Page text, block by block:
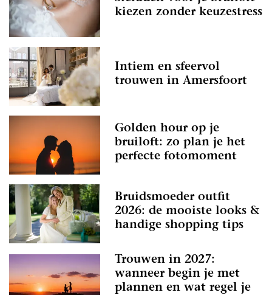
kiezen zonder keuzestress
Intiem en sfeervol
trouwen in Amersfoort
Golden hour op je
bruiloft: zo plan je het
perfecte fotomoment
Bruidsmoeder outfit
2026: de mooiste looks &
handige shopping tips
Trouwen in 2027:
wanneer begin je met
plannen en wat regel je